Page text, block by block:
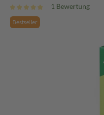
1 Bewertung
Bestseller